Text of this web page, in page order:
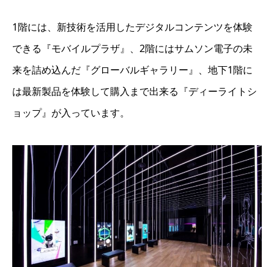
1階には、新技術を活用したデジタルコンテンツを体験
できる『モバイルプラザ』、2階にはサムソン電子の未
来を詰め込んだ『グローバルギャラリー』、地下1階に
は最新製品を体験して購入まで出来る『ディーライトシ
ョップ』が入っています。